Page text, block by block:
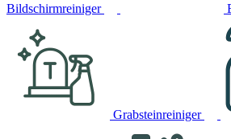
Bildschirmreiniger
Grabsteinreiniger